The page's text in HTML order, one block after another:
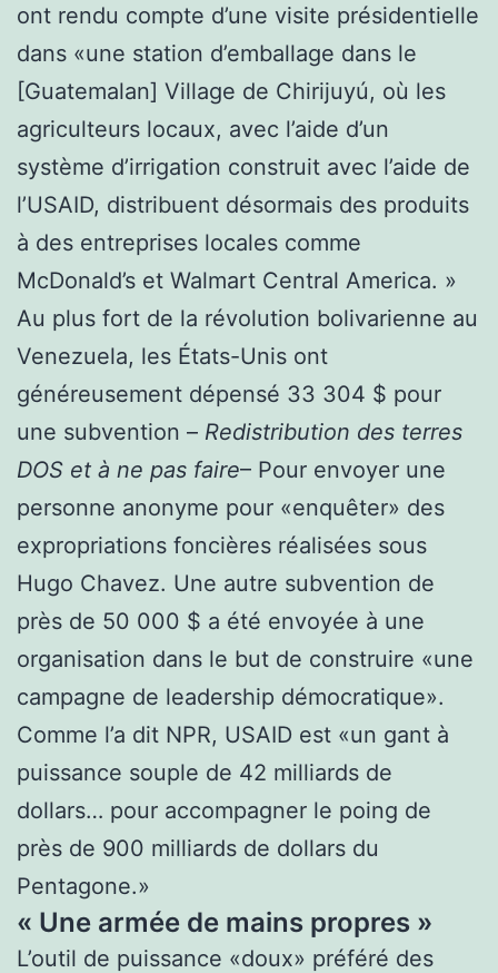
ont rendu compte d’une visite présidentielle
dans «une station d’emballage dans le
[Guatemalan] Village de Chirijuyú, où les
agriculteurs locaux, avec l’aide d’un
système d’irrigation construit avec l’aide de
l’USAID, distribuent désormais des produits
à des entreprises locales comme
McDonald’s et Walmart Central America. »
Au plus fort de la révolution bolivarienne au
Venezuela, les États-Unis ont
généreusement dépensé 33 304 $ pour
une subvention – Redistribution des terres
DOS et à ne pas faire– Pour envoyer une
personne anonyme pour «enquêter» des
expropriations foncières réalisées sous
Hugo Chavez. Une autre subvention de
près de 50 000 $ a été envoyée à une
organisation dans le but de construire «une
campagne de leadership démocratique».
Comme l’a dit NPR, USAID est «un gant à
puissance souple de 42 milliards de
dollars… pour accompagner le poing de
près de 900 milliards de dollars du
Pentagone.»
« Une armée de mains propres »
L’outil de puissance «doux» préféré des